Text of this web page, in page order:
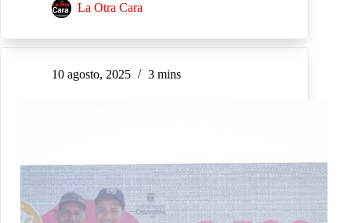
La Otra Cara
10 agosto, 2025 3 mins